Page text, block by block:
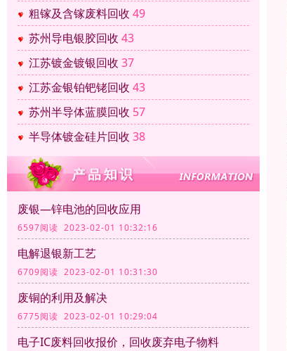
粗镓及含镓废料回收 49
苏州导电银胶回收 43
江苏镀金镀银回收 37
江苏金银铂钯铑回收 43
苏州半导体蓝膜回收 57
半导体镀金硅片回收 38
废银—锌电池的回收应用
6597阅读 2023-02-01 10:32:16
电解退银新工艺
6709阅读 2023-02-01 10:31:30
废铜的利用及解决
6775阅读 2023-02-01 10:29:04
电子IC废料回收报价，回收废弃电子物料